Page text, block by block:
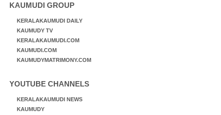
KAUMUDI GROUP
KERALAKAUMUDI DAILY
KAUMUDY TV
KERALAKAUMUDI.COM
KAUMUDI.COM
KAUMUDYMATRIMONY.COM
YOUTUBE CHANNELS
KERALAKAUMUDI NEWS
KAUMUDY